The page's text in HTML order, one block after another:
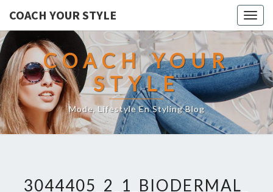
COACH YOUR STYLE
COACH YOUR
STYLE
Mode, Lifestyle En Styling Blog
3044405_2_1_BIODERMAL_